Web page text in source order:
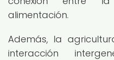
alimentación.
Además, la
interacción